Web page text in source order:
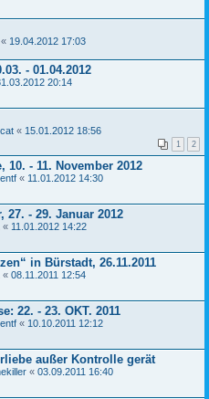
« 19.04.2012 17:03
- 01.04.2012
20:14
« 15.01.2012 18:56
1 2
- 11. November 2012
« 11.01.2012 14:30
27. - 29. Januar 2012
« 11.01.2012 14:22
in Bürstadt, 26.11.2011
« 08.11.2011 12:54
22. - 23. OKT. 2011
« 10.10.2011 12:12
außer Kontrolle gerät
« 03.09.2011 16:40